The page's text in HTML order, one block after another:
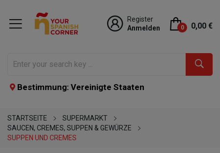
Register
Anmelden
0 0,00 €
Bestimmung: Vereinigte Staaten
STARTSEITE
SUPERMARKT
SAUCEN, CREMES, SUPPEN & GEWÜRZE
SUPPEN UND CREMES